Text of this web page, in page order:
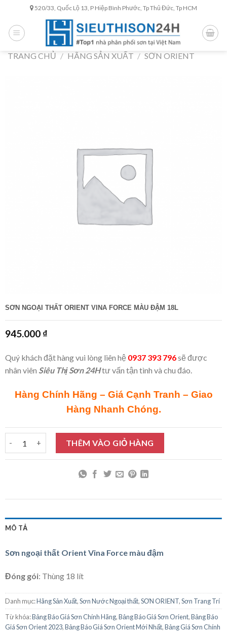
content
520/33, Quốc Lộ 13, P Hiệp Bình Phước, Tp Thủ Đức, Tp HCM
TRANG CHỦ / HÃNG SẢN XUẤT / SƠN ORIENT
SƠN NGOẠI THẤT ORIENT VINA FORCE MÀU ĐẬM 18L
945.000 ₫
Quý khách đặt hàng vui lòng liên hệ 0937 393 796sẽ được
nhân viên Siêu Thị Sơn 24Htư vấn tận tình và chu đáo.
Hàng Chính Hãng – Giá Cạnh Tranh – Giao
Hàng Nhanh Chóng.
Sơn ngoại thất Orient Vina Force màu đậm 18L số lượng
THÊM VÀO GIỎ HÀNG
MÔ TẢ
Sơn ngoại thất Orient Vina Force màu đậm
Đóng gói: Thùng 18 lít
Danh mục:Hãng Sản Xuất,Sơn Nước Ngoại thất,SƠN ORIENT,Sơn Trang Trí
Từ khóa:Bảng Báo Giá Sơn Chính Hãng,Bảng Báo Giá Sơn Orient,Bảng Báo
Giá Sơn Orient 2023,Bảng Báo Giá Sơn Orient Mới Nhất,Bảng Giá Sơn Chính